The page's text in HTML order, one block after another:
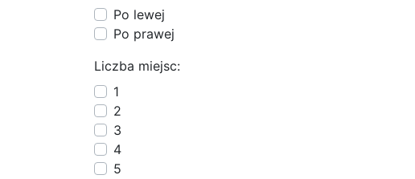
Po lewej
Po prawej
Liczba miejsc:
1
2
3
4
5